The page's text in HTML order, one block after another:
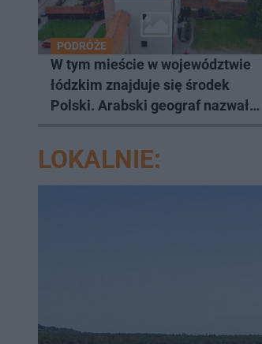
PODRÓŻE
W tym mieście w województwie
łódzkim znajduje się środek
Polski. Arabski geograf nazwał
LOKALNIE: